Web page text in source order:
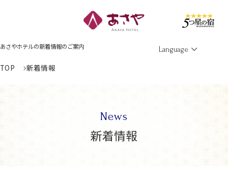
あさやホテルの新着情報のご案内 Language
TOP 新着情報
News
新着情報